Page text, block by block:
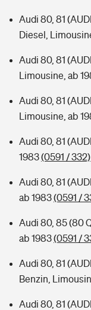
Audi 80, 81
Diesel,
Audi 80, 81
Limousine, ab
Audi 80, 81
Limousine, ab
Audi 80, 81
1983(0591 / 332)
Audi 80, 81
ab 1983(0591 /
Audi 80, 85 (80
ab 1983(0591 /
Audi 80, 81
Benzin,
Audi 80, 81